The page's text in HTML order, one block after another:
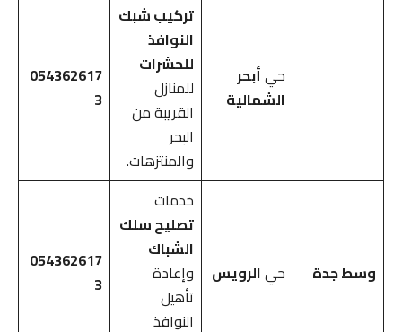
حيأبحر
الشمالية
تركيب شبك
النوافذ
للحشرات
للمنازل
القريبة من
البحر
والمنتزهات.
054362617
3
وسط جدة حيالرويس
خدمات
تصليح سلك
الشباك
وإعادة
تأهيل
النوافذ
054362617
3